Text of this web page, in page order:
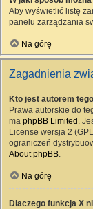
Aby wyświetlić listę
panelu zarządzania
Na górę
Zagadnienia
Kto jest autorem
Prawa autorskie do
ma phpBB Limited .
License wersja 2
ograniczeń
About phpBB.
Na górę
Dlaczego funkcja X